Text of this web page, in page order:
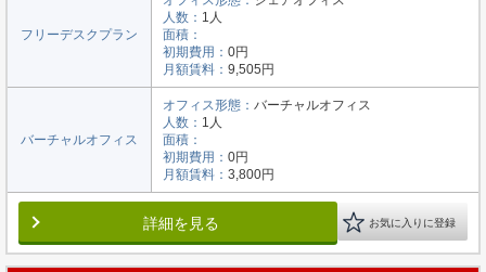
フリーデスクプラン
人数： 1人
面積：
初期費用： 0円
月額賃料： 9,505円
バーチャルオフィス
オフィス形態： バーチャルオフィス
人数： 1人
面積：
初期費用： 0円
月額賃料： 3,800円
詳細を見る お気に入りに登録